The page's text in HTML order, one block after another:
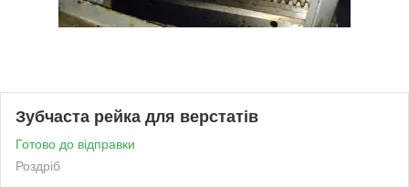
Зубчаста рейка для верстатів
Готово до відправки
Роздріб